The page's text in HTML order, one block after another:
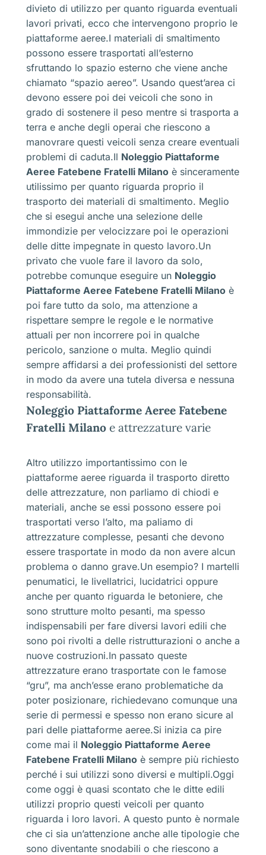
divieto di utilizzo per quanto riguarda eventuali
lavori privati, ecco che intervengono proprio le
piattaforme aeree.I materiali di smaltimento
possono essere trasportati all’esterno
sfruttando lo spazio esterno che viene anche
chiamato “spazio aereo”. Usando quest’area ci
devono essere poi dei veicoli che sono in
grado di sostenere il peso mentre si trasporta a
terra e anche degli operai che riescono a
manovrare questi veicoli senza creare eventuali
problemi di caduta.Il Noleggio Piattaforme
Aeree Fatebene Fratelli Milano è sinceramente
utilissimo per quanto riguarda proprio il
trasporto dei materiali di smaltimento. Meglio
che si esegui anche una selezione delle
immondizie per velocizzare poi le operazioni
delle ditte impegnate in questo lavoro.Un
privato che vuole fare il lavoro da solo,
potrebbe comunque eseguire un Noleggio
Piattaforme Aeree Fatebene Fratelli Milano è
poi fare tutto da solo, ma attenzione a
rispettare sempre le regole e le normative
attuali per non incorrere poi in qualche
pericolo, sanzione o multa. Meglio quindi
sempre affidarsi a dei professionisti del settore
in modo da avere una tutela diversa e nessuna
responsabilità.
Noleggio Piattaforme Aeree Fatebene
Fratelli Milano e attrezzature varie
Altro utilizzo importantissimo con le
piattaforme aeree riguarda il trasporto diretto
delle attrezzature, non parliamo di chiodi e
materiali, anche se essi possono essere poi
trasportati verso l’alto, ma paliamo di
attrezzature complesse, pesanti che devono
essere trasportate in modo da non avere alcun
problema o danno grave.Un esempio? I martelli
penumatici, le livellatrici, lucidatrici oppure
anche per quanto riguarda le betoniere, che
sono strutture molto pesanti, ma spesso
indispensabili per fare diversi lavori edili che
sono poi rivolti a delle ristrutturazioni o anche a
nuove costruzioni.In passato queste
attrezzature erano trasportate con le famose
“gru”, ma anch’esse erano problematiche da
poter posizionare, richiedevano comunque una
serie di permessi e spesso non erano sicure al
pari delle piattaforme aeree.Si inizia ca pire
come mai il Noleggio Piattaforme Aeree
Fatebene Fratelli Milano è sempre più richiesto
perché i sui utilizzi sono diversi e multipli.Oggi
come oggi è quasi scontato che le ditte edili
utilizzi proprio questi veicoli per quanto
riguarda i loro lavori. A questo punto è normale
che ci sia un’attenzione anche alle tipologie che
sono diventante snodabili o che riescono a